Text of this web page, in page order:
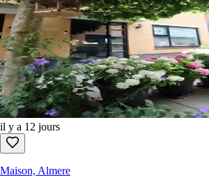
il y a 12 jours
Maison, Almere